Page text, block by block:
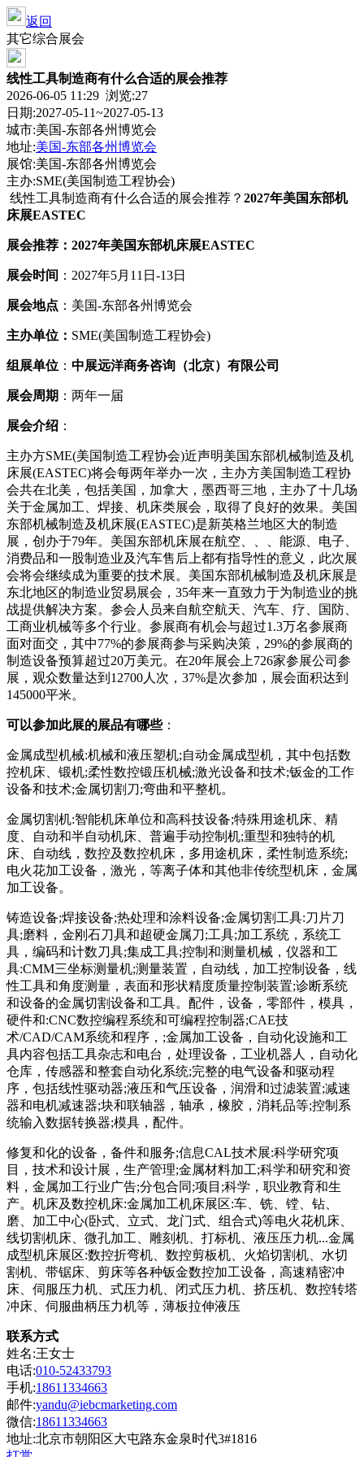
返回
其它综合展会
线性工具制造商有什么合适的展会推荐
2026-06-05 11:29 浏览:27
日期:2027-05-11~2027-05-13
城市:美国-东部各州博览会
地址:美国-东部各州博览会
展馆:美国-东部各州博览会
主办:SME(美国制造工程协会)
线性工具制造商有什么合适的展会推荐？ 2027年美国东部机
床展EASTEC
展会推荐： 2027年美国东部机床展EASTEC
展会时间 ：2027年5月11日-13日
展会地点 ：美国-东部各州博览会
主办单位： SME(美国制造工程协会)
组展单位 ： 中展远洋商务咨询（北京）有限公司
展会周期 ：两年一届
展会介绍 ：
主办方SME(美国制造工程协会)近声明美国东部机械制造及机
床展(EASTEC)将会每两年举办一次，主办方美国制造工程协
会共在北美，包括美国，加拿大，墨西哥三地，主办了十几场
关于金属加工、焊接、机床类展会，取得了良好的效果。美国
东部机械制造及机床展(EASTEC)是新英格兰地区大的制造
展，创办于79年。美国东部机床展在航空、、、能源、电子、
消费品和一股制造业及汽车售后上都有指导性的意义，此次展
会将会继续成为重要的技术展。美国东部机械制造及机床展是
东北地区的制造业贸易展会，35年来一直致力于为制造业的挑
战提供解决方案。参会人员来自航空航天、汽车、疗、国防、
工商业机械等多个行业。参展商有机会与超过1.3万名参展商
面对面交，其中77%的参展商参与采购决策，29%的参展商的
制造设备预算超过20万美元。在20年展会上726家参展公司参
展，观众数量达到12700人次，37%是次参加，展会面积达到
145000平米。
可以参加此展的展品有哪些：
金属成型机械:机械和液压塑机;自动金属成型机，其中包括数
控机床、锻机;柔性数控锻压机械;激光设备和技术;钣金的工作
设备和技术;金属切割刀;弯曲和平整机。
金属切割机:智能机床单位和高科技设备;特殊用途机床、精
度、自动和半自动机床、普遍手动控制机;重型和独特的机
床、自动线，数控及数控机床，多用途机床，柔性制造系统;
电火花加工设备，激光，等离子体和其他非传统型机床，金属
加工设备。
铸造设备;焊接设备;热处理和涂料设备;金属切割工具:刀片刀
具;磨料，金刚石刀具和超硬金属刀;工具;加工系统，系统工
具，编码和计数刀具;集成工具;控制和测量机械，仪器和工
具:CMM三坐标测量机;测量装置，自动线，加工控制设备，线
性工具和角度测量，表面和形状精度质量控制装置;诊断系统
和设备的金属切割设备和工具。配件，设备，零部件，模具，
硬件和:CNC数控编程系统和可编程控制器;CAE技
术/CAD/CAM系统和程序，;金属加工设备，自动化设施和工
具内容包括工具杂志和电台，处理设备，工业机器人，自动化
仓库，传感器和整套自动化系统;完整的电气设备和驱动程
序，包括线性驱动器;液压和气压设备，润滑和过滤装置;减速
器和电机减速器;块和联轴器，轴承，橡胶，消耗品等;控制系
统输入数据转换器;模具，配件。
修复和化的设备，备件和服务;信息CAL技术展:科学研究项
目，技术和设计展，生产管理;金属材料加工;科学和研究和资
料，金属加工行业广告;分包合同;项目;科学，职业教育和生
产。机床及数控机床:金属加工机床展区:车、铣、镗、钻、
磨、加工中心(卧式、立式、龙门式、组合式)等电火花机床、
线切割机床、微孔加工、雕刻机、打标机、液压压力机...金属
成型机床展区:数控折弯机、数控剪板机、火焰切割机、水切
割机、带锯床、剪床等各种钣金数控加工设备，高速精密冲
床、伺服压力机、式压力机、闭式压力机、挤压机、数控转塔
冲床、伺服曲柄压力机等，薄板拉伸液压
联系方式
姓名:王女士
电话:010-52433793
手机:18611334663
邮件:yandu@iebcmarketing.com
微信:18611334663
地址:北京市朝阳区大屯路东金泉时代3#1816